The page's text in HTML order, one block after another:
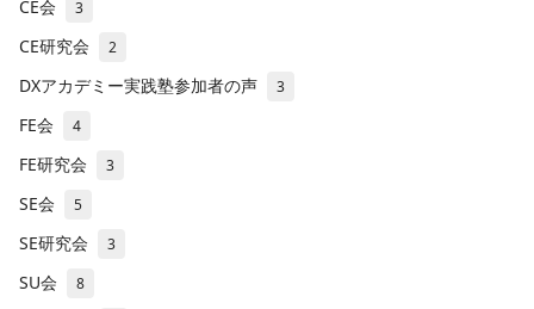
CE会 3
CE研究会 2
DXアカデミー実践塾参加者の声 3
FE会 4
FE研究会 3
SE会 5
SE研究会 3
SU会 8